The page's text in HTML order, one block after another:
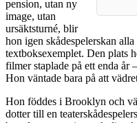
pension, utan ny
image, utan
ursäktsturné, blir
hon igen skådespelerskan
textboksexemplet. Den
filmer staplade på ett enda
Hon väntade bara på att
Hon föddes i Brooklyn och
dotter till en